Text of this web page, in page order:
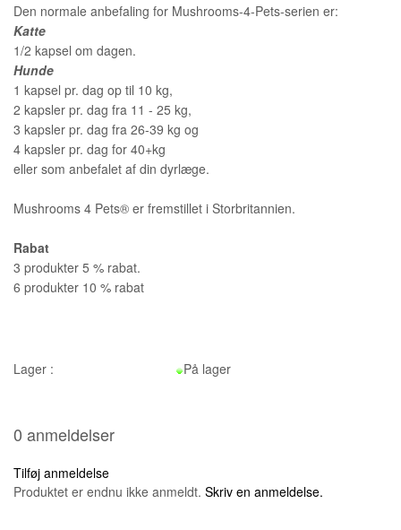
Den normale anbefaling for Mushrooms-4-Pets-serien er:
Katte
1/2 kapsel om dagen.
Hunde
1 kapsel pr. dag op til 10 kg,
2 kapsler pr. dag fra 11 - 25 kg,
3 kapsler pr. dag fra 26-39 kg og
4 kapsler pr. dag for 40+kg
eller som anbefalet af din dyrlæge.
Mushrooms 4 Pets® er fremstillet i Storbritannien.
Rabat
3 produkter 5 % rabat.
6 produkter 10 % rabat
Lager : På lager
0 anmeldelser
Tilføj anmeldelse
Produktet er endnu ikke anmeldt. Skriv en anmeldelse.